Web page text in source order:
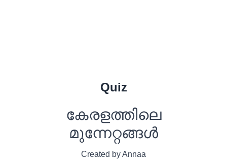
Quiz
കേരളത്തിലെ
മുന്നേറ്റങ്ങൾ
Created byAnnaa